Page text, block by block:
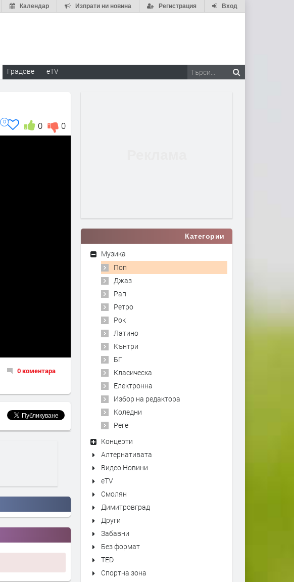
Вход
Регистрация
Изпрати ни новина
Календар
Градове eTV
0
0
0
0 коментара
Категории
Музика
Поп
Джаз
Рап
Ретро
Рок
Латино
Кънтри
БГ
Класическа
Електронна
Избор на редактора
Коледни
Реге
Концерти
Алтернативата
Видео Новини
eTV
Смолян
Димитровград
Други
Забавни
Без формат
TED
Спортна зона